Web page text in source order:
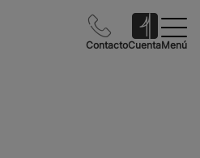
ContactoCuentaMenú